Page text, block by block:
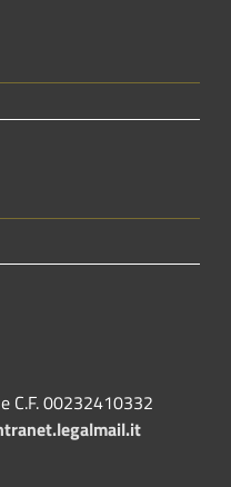
C.F. 00232410332